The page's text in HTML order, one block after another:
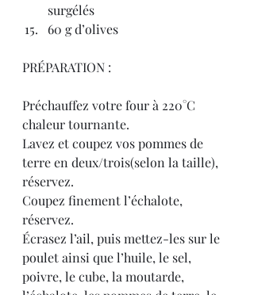
surgélés
60 g d’olives
PRÉPARATION :
Préchauffez votre four à 220°C
chaleur tournante.
Lavez et coupez vos pommes de
terre en deux/trois(selon la taille),
réservez.
Coupez finement l’échalote,
réservez.
Écrasez l’ail, puis mettez-les sur le
poulet ainsi que l’huile, le sel,
poivre, le cube, la moutarde,